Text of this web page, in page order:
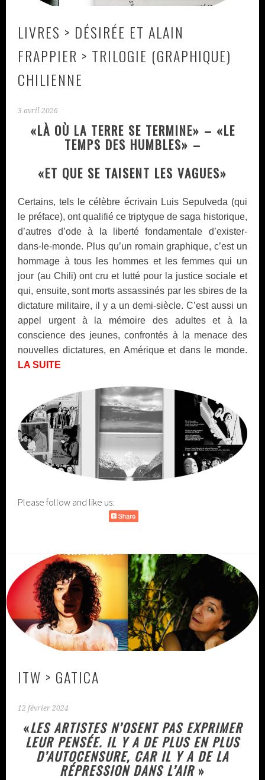
LIVRES > DÉSIRÉE ET ALAIN
FRAPPIER > TRILOGIE (GRAPHIQUE)
CHILIENNE
3 avril 2026
«LÀ OÙ LA TERRE SE TERMINE» – «LE
TEMPS DES HUMBLES» –
«ET QUE SE TAISENT LES VAGUES»
Certains, tels le célèbre écrivain Luis Sepulveda (qui
le préface), ont qualifié ce triptyque de saga historique,
d’autres d’ode à la liberté fondamentale d’exister-
dans-le-monde. Plus qu’un romain graphique, c’est un
hommage à tous les hommes et les femmes qui un
jour (au Chili) ont cru et lutté pour la justice sociale et
qui, ensuite, sont morts assassinés par les sbires de la
dictature militaire, il y a un demi-siècle. C’est aussi un
appel urgent à la mémoire des adultes et à la
conscience des jeunes, confrontés à la menace des
nouvelles dictatures, en Amérique et dans le monde.
LA SUITE
Please follow and like us:
ITW > GATICA
12 février 2024
«LES ARTISTES N’OSENT PAS EXPRIMER
LEUR PENSÉE. IL Y A DE PLUS EN PLUS
D’AUTOCENSURE, CAR IL Y A DE LA
RÉPRESSION DANS L’AIR »